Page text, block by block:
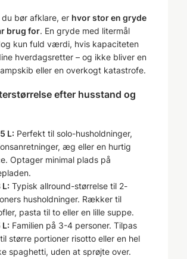
bør afklare, er hvor stor en gryde
brug for. En gryde med litermål
kun fuld værdi, hvis kapaciteten
hverdagsretter – og ikke bliver en
eller en overkogt katastrofe.
efter husstand og
L: Perfekt til solo-husholdninger,
æg eller en hurtig
Optager minimal plads på
L: Typisk allround-størrelse til 2-
husholdninger. Rækker til
pasta til to eller en lille suppe.
L: Familien på 3-4 personer. Tilpas
større portioner risotto eller en hel
spaghetti, uden at sprøjte over.